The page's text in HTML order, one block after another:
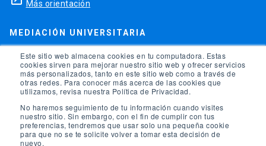
Este sitio web almacena cookies en tu computadora. Estas
cookies sirven para mejorar nuestro sitio web y ofrecer servicios
más personalizados, tanto en este sitio web como a través de
otras redes. Para conocer más acerca de las cookies que
utilizamos, revisa nuestra Política de Privacidad.
No haremos seguimiento de tu información cuando visites
nuestro sitio. Sin embargo, con el fin de cumplir con tus
preferencias, tendremos que usar solo una pequeña cookie
para que no se te solicite volver a tomar esta decisión de
nuevo.
Más orientación
MEDIACIÓN UNIVERSITARIA
Teléfonos para orientación y consejo si se ha vulnerado
alguno de tus derechos en la universidad.
phone (56)95504 1691
phone (56)95504 1247
launch Ir a la Oficina de Ombuds UC